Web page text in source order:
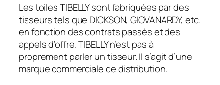
Les toiles TIBELLY sont fabriquées par des
tisseurs tels que DICKSON, GIOVANARDY, etc.
en fonction des contrats passés et des
appels d’offre. TIBELLY n’est pas à
proprement parler un tisseur. Il s’agit d’une
marque commerciale de distribution.